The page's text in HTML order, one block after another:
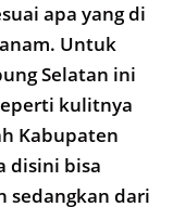
apa yang di
Untuk
Selatan ini
kulitnya
Kabupaten
disini bisa
sedangkan dari